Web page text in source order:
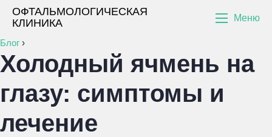
ОФТАЛЬМОЛОГИЧЕСКАЯ
КЛИНИКА
Меню
Блог ›
Холодный ячмень на
глазу: симптомы и
лечение